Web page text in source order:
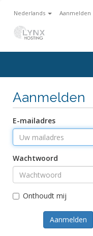
Nederlands Aanmelden
Aanmelden
E-mailadres
Wachtwoord
Onthoudt mij